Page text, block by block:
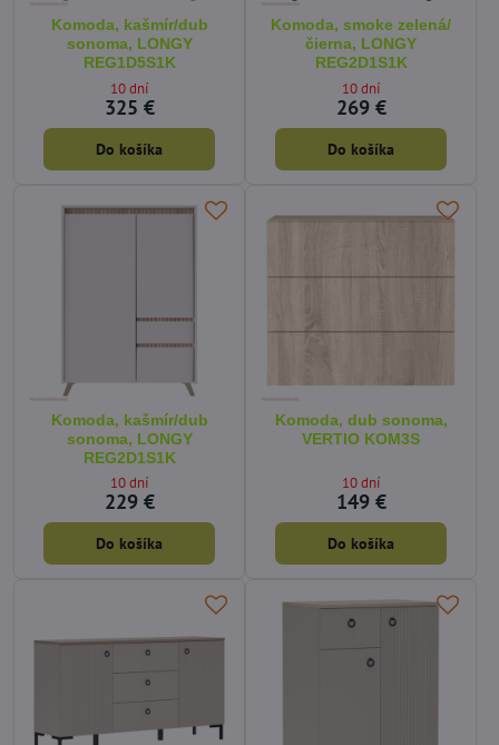
Komoda, kašmír/dub
sonoma, LONGY
REG1D5S1K
10 dní
325 €
Do košíka
Komoda, smoke zelená/
čierna, LONGY
REG2D1S1K
10 dní
269 €
Do košíka
Komoda, kašmír/dub
sonoma, LONGY
REG2D1S1K
10 dní
229 €
Do košíka
Komoda, dub sonoma,
VERTIO KOM3S
10 dní
149 €
Do košíka